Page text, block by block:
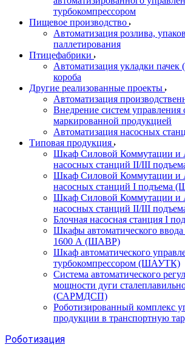
турбокомпрессором
Пищевое производство
Автоматизация розлива,
паллетирования
Птицефабрики
Автоматизация укладки пачек
короба
Другие реализованные проекты
Автоматизация
Внедрение систем управления
маркированной продукцией
Автоматизация насосных
Типовая продукция
Шкаф Силовой Коммутации и
насосных станций II/III
Шкаф Силовой Коммутации и
насосных станций I подъема
Шкаф Силовой Коммутации и
насосных станций II/III
Блочная насосная станция I
Шкафы автоматического ввода
1600 А (ШАВР)
Шкаф автоматического
турбокомпрессором (ШАУТК)
Система автоматического
мощности дуги
(САРМДСП)
Роботизированный комплекс
продукции в транспортную
Роботизация